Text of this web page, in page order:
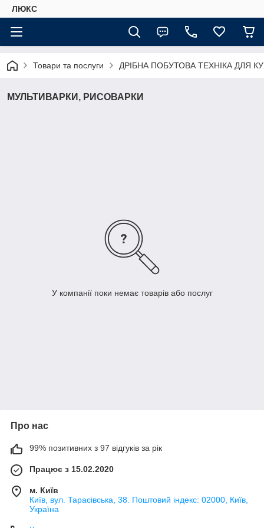
ЛЮКС
Товари та послуги ДРІБНА ПОБУТОВА ТЕХНІКА ДЛЯ
МУЛЬТИВАРКИ, РИСОВАРКИ
У компанії поки немає товарів або послуг
Про нас
99% позитивних з 97 відгуків за рік
Працює з 15.02.2020
м. Київ
Київ, вул. Тарасівська, 38. Поштовий індекс: 02000, Київ,
Україна